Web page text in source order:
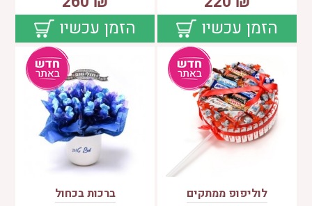
הזמן עכשיו הזמן עכשיו
לוליפופ ממתקים ברכות בכחול